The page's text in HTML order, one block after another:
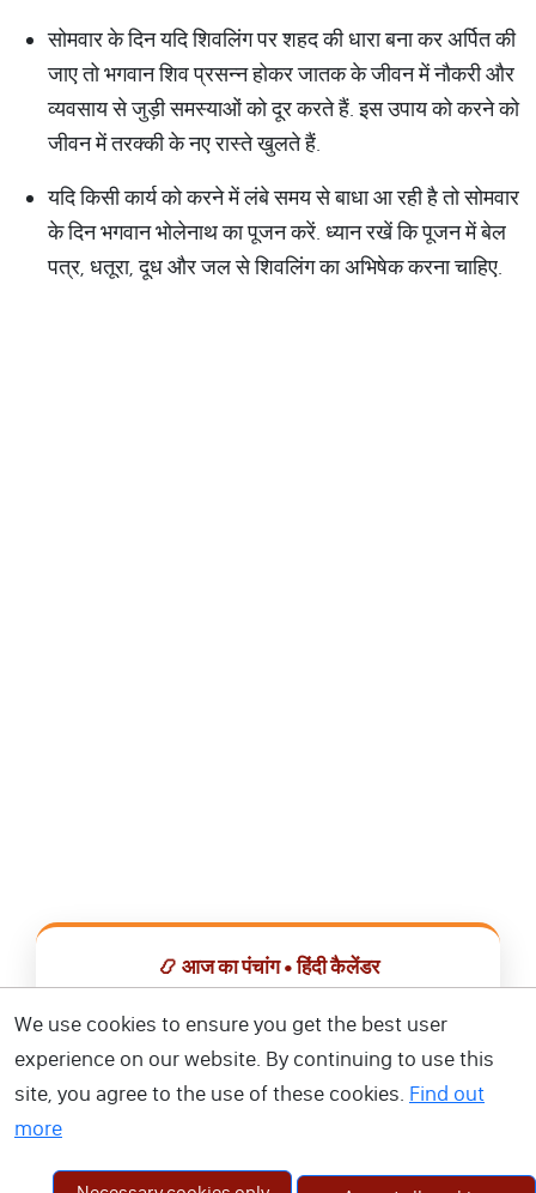
सोमवार के दिन यदि शिवलिंग पर शहद की धारा बना कर अर्पित की
जाए तो भगवान शिव प्रसन्न होकर जातक के जीवन में नौकरी और
व्यवसाय से जुड़ी समस्याओं को दूर करते हैं. इस उपाय को करने को
जीवन में तरक्की के नए रास्ते खुलते हैं.
यदि किसी कार्य को करने में लंबे समय से बाधा आ रही है तो सोमवार
के दिन भगवान भोलेनाथ का पूजन करें. ध्यान रखें कि पूजन में बेल
पत्र, धतूरा, दूध और जल से शिवलिंग का अभिषेक करना चाहिए.
📿 आज का पंचांग • हिंदी कैलेंडर
📅 हिंदी कैलेंडर ऐप डाउनलोड करें
We use cookies to ensure you get the best user
experience on our website. By continuing to use this
site, you agree to the use of these cookies. Find out
more